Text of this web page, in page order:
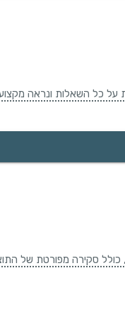
על כל השאלות ונראה
כולל סקירה מפורטת של